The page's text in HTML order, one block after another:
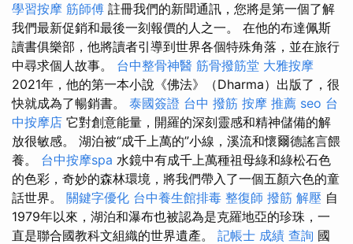
學習按摩 筋師傅 註冊我們的新聞通訊，您將是第一個了解
我們最新促銷和最後一刻報價的人之一。 在他的布達佩斯
讀書俱樂部，他將讀者引導到世界各個特殊角落，並在旅行
中尋求個人故事。 台中整骨神醫 筋骨撥筋堂 大雅按摩
2021年，他的第一本小說《佛法》（Dharma）出版了，很
快就成為了暢銷書。 泰國簽證 台中 撥筋 按摩 推薦 seo 台
中按摩店 它對創意能量，開羅的深刻靈感和精神儲備的解
放很敏感。 湖泊被“成千上萬的”小線，溪流和懷爾德謠言餵
養。 台中按摩spa 水鏡中有成千上萬種祖母綠和綠松石色
的色彩，奇妙的森林環境，將我們帶入了一個五顏六色的童
話世界。 關鍵字優化 台中養生館排毒 整復師 撥筋 解壓 自
1979年以來，湖泊和瀑布也被認為是克羅地亞的珍珠，一
直是聯合國教科文組織的世界遺產。 記帳士 成績 查詢 國